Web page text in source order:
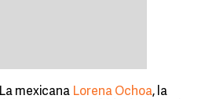
La mexicana Lorena Ochoa, la